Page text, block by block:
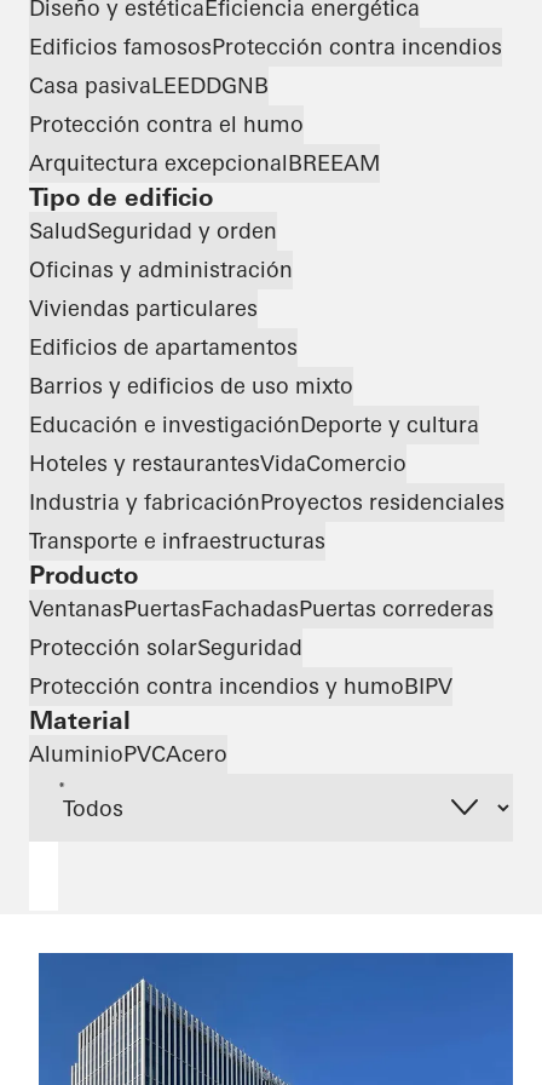
Diseño y estéticaEficiencia energética
Edificios famososProtección contra incendios
Casa pasivaLEEDDGNB
Protección contra el humo
Arquitectura excepcionalBREEAM
Tipo de edificio
SaludSeguridad y orden
Oficinas y administración
Viviendas particulares
Edificios de apartamentos
Barrios y edificios de uso mixto
Educación e investigaciónDeporte y cultura
Hoteles y restaurantesVidaComercio
Industria y fabricaciónProyectos residenciales
Transporte e infraestructuras
Producto
VentanasPuertasFachadasPuertas correderas
Protección solarSeguridad
Protección contra incendios y humoBIPV
Material
AluminioPVCAcero
*